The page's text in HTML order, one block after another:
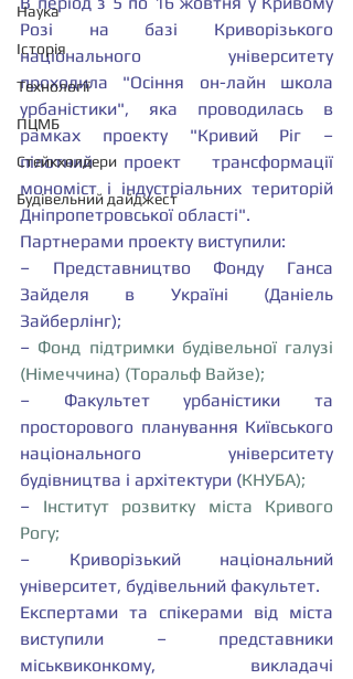
Наука
Історія
Технології
ПЦМБ
Стейкхолдери
Будівельний дайджест
Розі на базі Криворізького
національного університету
проходила "Осіння он-лайн школа
урбаністики", яка проводилась в
рамках проекту "Кривий Ріг –
пілотний проект трансформації
мономіст і індустріальних територій
Дніпропетровської області".
Партнерами проекту виступили:
– Представництво Фонду Ганса
Зайделя в Україні (Даніель
Зайберлінг);
– Фонд підтримки будівельної галузі
(Німеччина) (Торальф Вайзе);
– Факультет урбаністики та
просторового планування Київського
національного університету
будівництва і архітектури (КНУБА);
– Інститут розвитку міста Кривого
Рогу;
– Криворізький національний
університет, будівельний факультет.
Експертами та спікерами від міста
виступили – представники
міськвиконкому, викладачі